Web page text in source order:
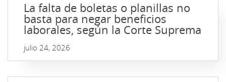
La falta de boletas o planillas no
basta para negar beneficios
laborales, según la Corte Suprema
julio 24, 2026